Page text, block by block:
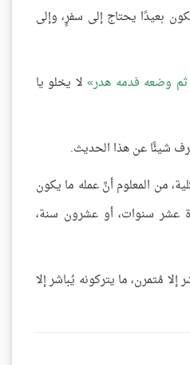
بعيدًا يحتاج إلى سفرٍ، وإلى
وضعه فدمه هدر لا يخلو يا
شيئًا عن هذا الحديث.
من المعلوم أنَّ عمله ما يكون
عشر سنوات، أو عشرون سنة،
إلا مُتمرن، ما يتركونه يُباشر إلا